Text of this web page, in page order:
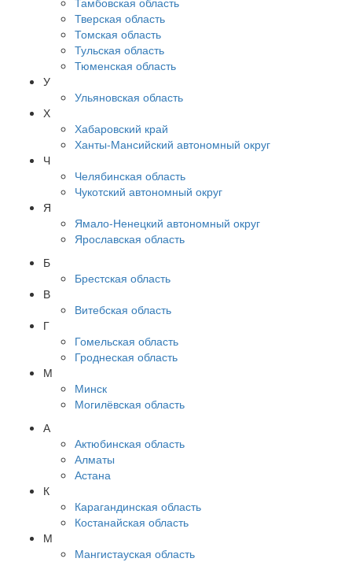
Тверская область
Томская область
Тульская область
Тюменская область
У
Ульяновская область
Х
Хабаровский край
Ханты-Мансийский автономный округ
Ч
Челябинская область
Чукотский автономный округ
Я
Ямало-Ненецкий автономный округ
Ярославская область
Б
Брестская область
В
Витебская область
Г
Гомельская область
Гроднеская область
М
Минск
Могилёвская область
А
Актюбинская область
Алматы
Астана
К
Карагандинская область
Костанайская область
М
Мангистауская область